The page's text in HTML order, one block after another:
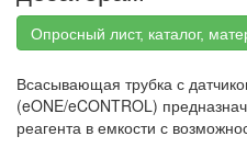
Опросный лист, каталог,
Всасывающая трубка с
(eONE/eCONTROL)
реагента в емкости с